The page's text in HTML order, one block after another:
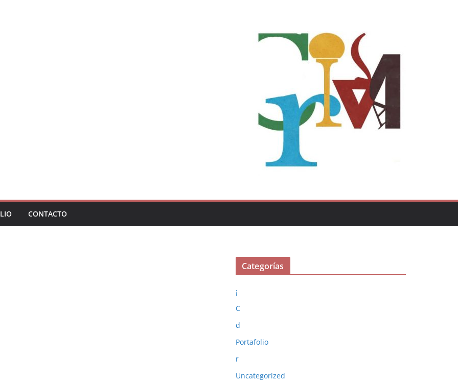
CONTACTO
Categorías
¡
C
d
Portafolio
r
Uncategorized